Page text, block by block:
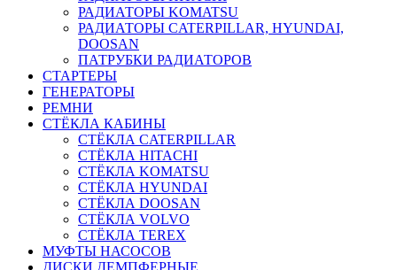
РАДИАТОРЫ KOMATSU
РАДИАТОРЫ CATERPILLAR, HYUNDAI,
DOOSAN
ПАТРУБКИ РАДИАТОРОВ
СТАРТЕРЫ
ГЕНЕРАТОРЫ
РЕМНИ
СТЁКЛА КАБИНЫ
СТЁКЛА CATERPILLAR
СТЁКЛА HITACHI
СТЁКЛА KOMATSU
СТЁКЛА HYUNDAI
СТЁКЛА DOOSAN
СТЁКЛА VOLVO
СТЁКЛА TEREX
МУФТЫ НАСОСОВ
ДИСКИ ДЕМПФЕРНЫЕ